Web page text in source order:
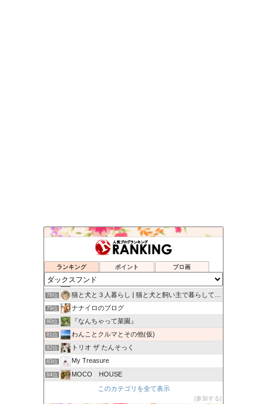
ランキング ポイント ブロ画
ヴィルと私のミラクルライフ
オットでノインな日々
76位 オッターはダックスフンド
77位 ハッピー＆サンディーの日々
78位 猫と犬と３人暮らし | 猫と犬と飼い主で暮らしています
79位 ナナイロのブログ
80位 『なんちゃって菜園』
81位 わんことクルマとその他(仮)
82位 トリオ ザ たんそっく
83位 My Treasure
84位 MOCO HOUSE
ひなはな日記このカテゴリを全て表示
参加する